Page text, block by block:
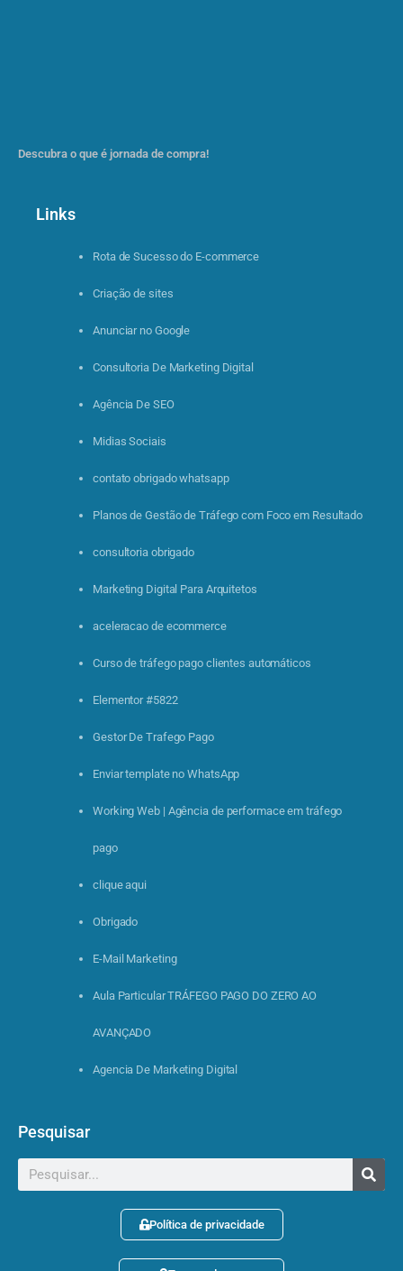
Descubra o que é jornada de compra!
Links
Rota de Sucesso do E-commerce
Criação de sites
Anunciar no Google
Consultoria De Marketing Digital
Agência De SEO
Midias Sociais
contato obrigado whatsapp
Planos de Gestão de Tráfego com Foco em Resultado
consultoria obrigado
Marketing Digital Para Arquitetos
aceleracao de ecommerce
Curso de tráfego pago clientes automáticos
Elementor #5822
Gestor De Trafego Pago
Enviar template no WhatsApp
Working Web | Agência de performace em tráfego
pago
clique aqui
Obrigado
E-Mail Marketing
Aula Particular TRÁFEGO PAGO DO ZERO AO
AVANÇADO
Agencia De Marketing Digital
Pesquisar
Política de privacidade